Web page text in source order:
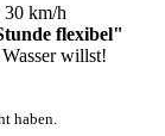
km/h
flexibel"
willst!
haben.